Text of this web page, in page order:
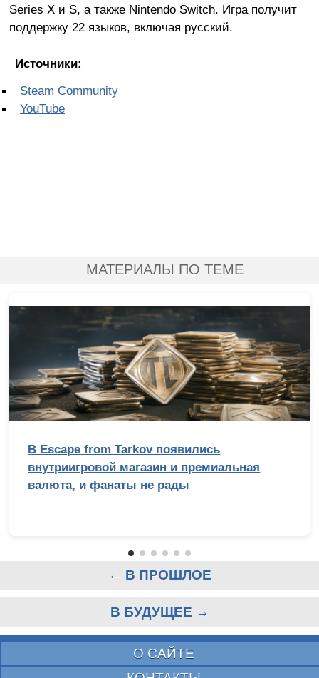
Series X и S, а также Nintendo Switch. Игра получит
поддержку 22 языков, включая русский.
Источники:
Steam Community
YouTube
МАТЕРИАЛЫ ПО ТЕМЕ
В Escape from Tarkov появились
внутриигровой магазин и премиальная
валюта, и фанаты не рады
← В ПРОШЛОЕ
В БУДУЩЕЕ →
О САЙТЕ